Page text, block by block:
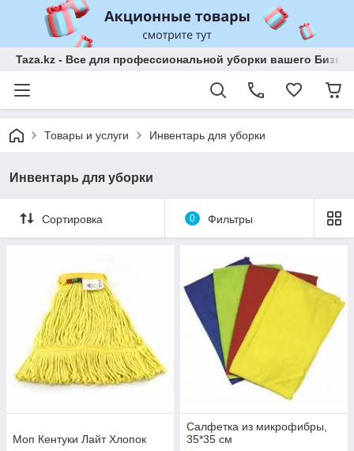
Taza.kz - Все для профессиональной уборки вашего
Товары и услуги Инвентарь для уборки
Инвентарь для уборки
Сортировка 0 Фильтры
Моп Кентуки Лайт Хлопок
Салфетка из микрофибры,
35*35 см